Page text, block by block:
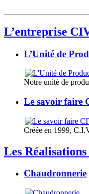
L’entreprise
L’Unité de
Notre unité de
Le savoir faire
Créée en 1999,
Les
Chaudronnerie